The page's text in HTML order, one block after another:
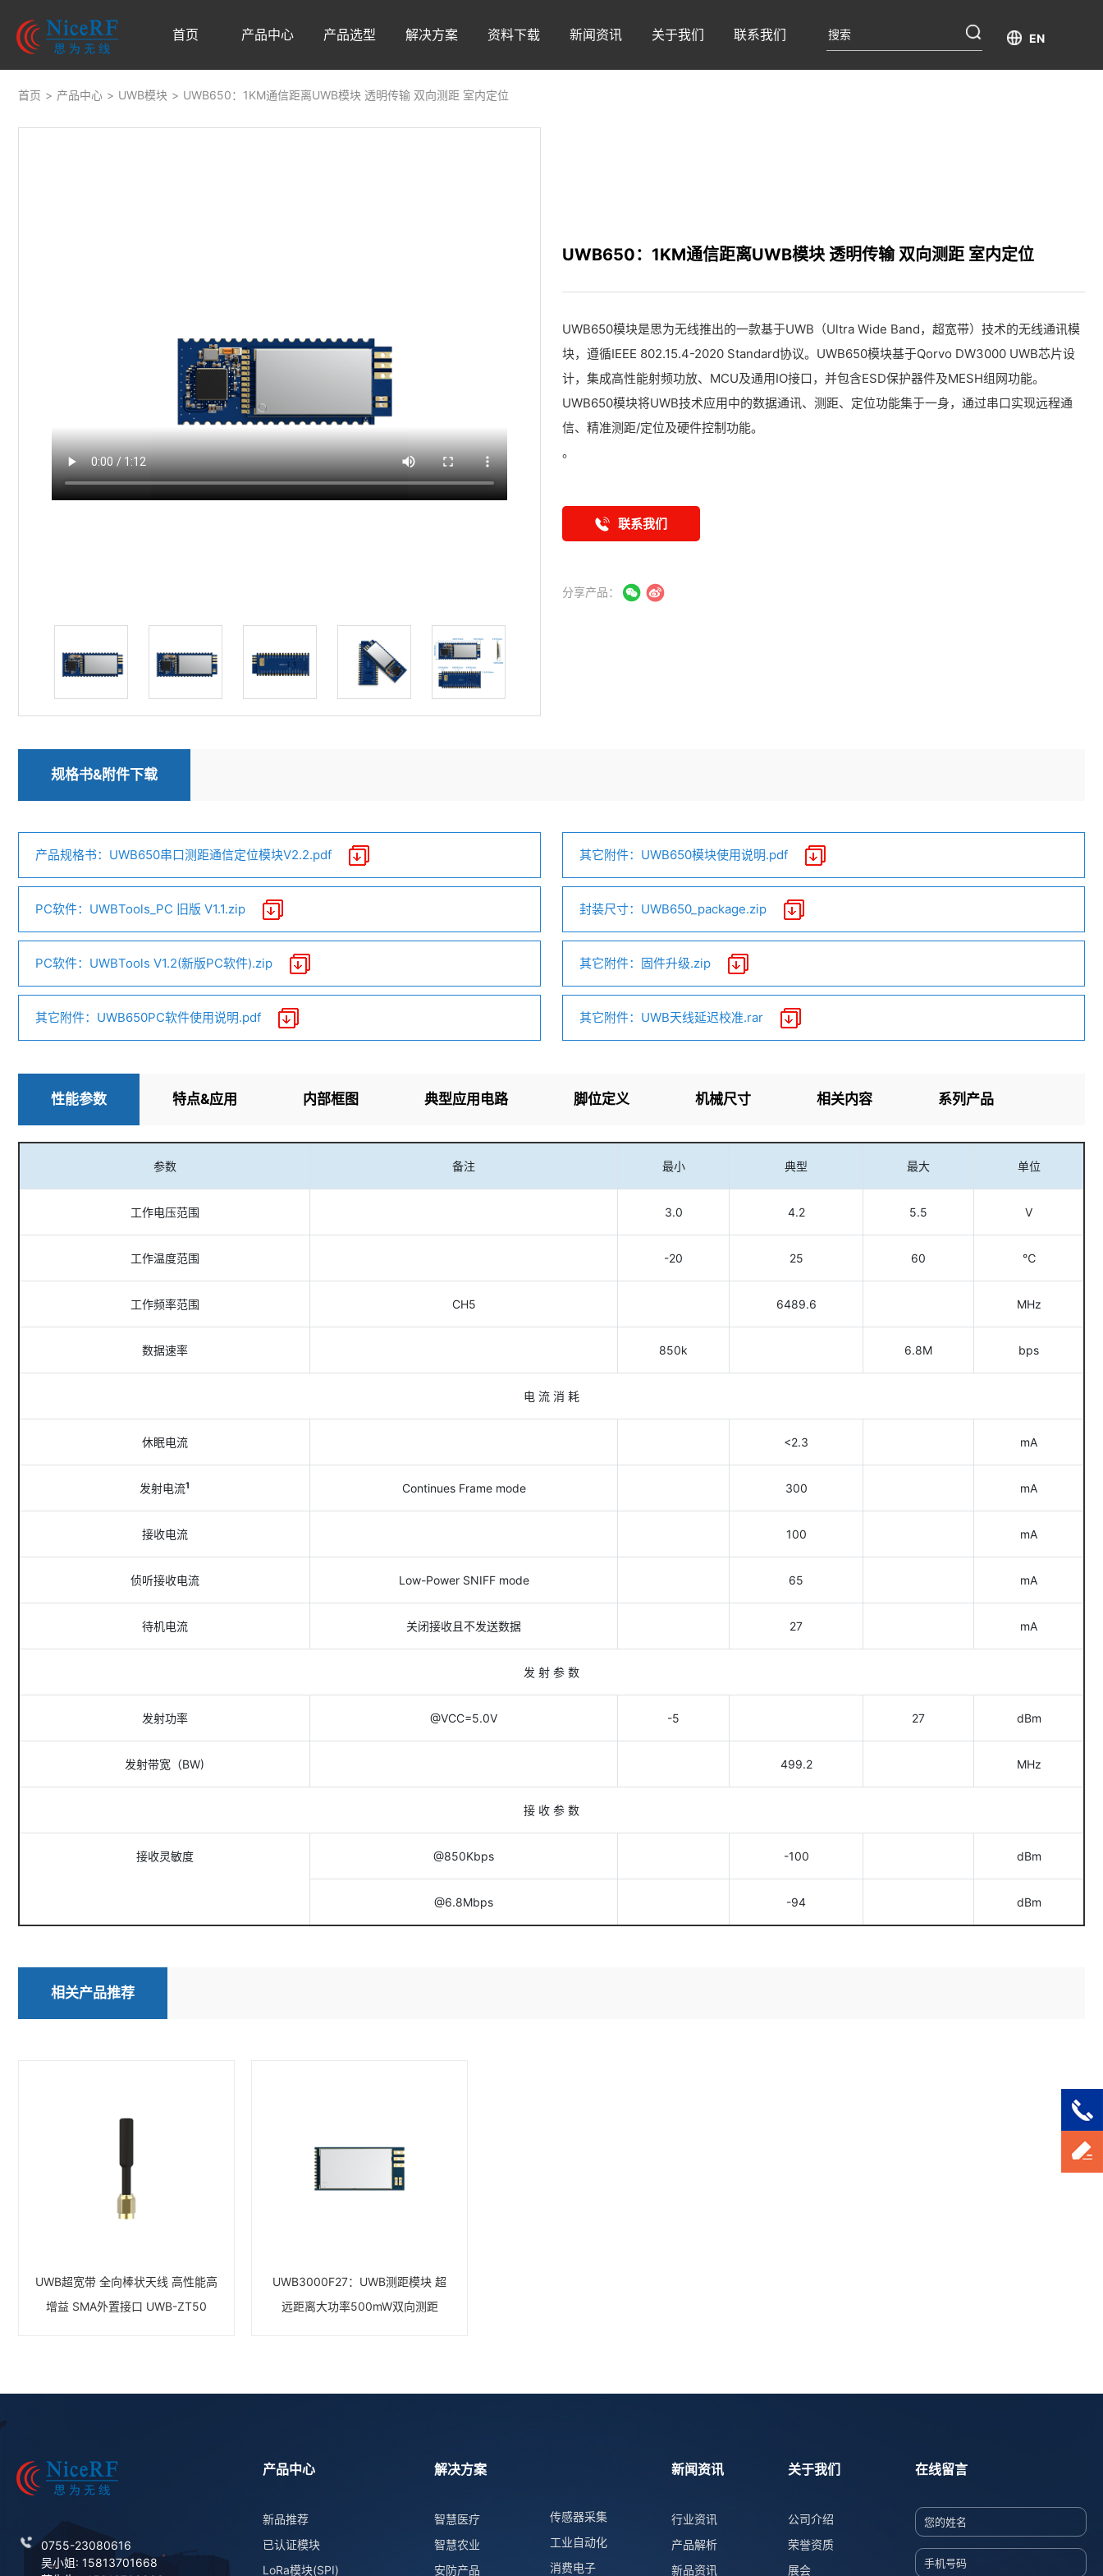
首页 产品中心 产品选型 解决方案 资料下载 新闻资讯 关于我们 联系我们 EN
首页 > 产品中心 > UWB模块 > UWB650：1KM通信距离UWB模块 透明传输 双向测距 室内定位
UWB650：1KM通信距离UWB模块 透明传输 双向测距 室内定位
UWB650模块是思为无线推出的一款基于UWB（Ultra Wide Band，超宽带）技术的无线通讯模
块，遵循IEEE 802.15.4-2020 Standard协议。UWB650模块基于Qorvo DW3000 UWB芯片设
计，集成高性能射频功放、MCU及通用IO接口，并包含ESD保护器件及MESH组网功能。
UWB650模块将UWB技术应用中的数据通讯、测距、定位功能集于一身，通过串口实现远程通
信、精准测距/定位及硬件控制功能。
。
联系我们
分享产品：
规格书&附件下载
产品规格书：UWB650串口测距通信定位模块V2.2.pdf 其它附件：UWB650模块使用说明.pdf
PC软件：UWBTools_PC 旧版 V1.1.zip 封装尺寸：UWB650_package.zip
PC软件：UWBTools V1.2(新版PC软件).zip 其它附件：固件升级.zip
其它附件：UWB650PC软件使用说明.pdf 其它附件：UWB天线延迟校准.rar
性能参数 特点&应用 内部框图 典型应用电路 脚位定义 机械尺寸 相关内容 系列产品
参数 备注 最小 典型 最大 单位
工作电压范围 3.0 4.2 5.5 V
工作温度范围 -20 25 60 ℃
工作频率范围 CH5 6489.6 MHz
数据速率 850k 6.8M bps
电 流 消 耗
休眠电流 <2.3 mA
发射电流1 Continues Frame mode 300 mA
接收电流 100 mA
侦听接收电流 Low-Power SNIFF mode 65 mA
待机电流 关闭接收且不发送数据 27 mA
发 射 参 数
发射功率 @VCC=5.0V -5 27 dBm
发射带宽（BW) 499.2 MHz
接 收 参 数
接收灵敏度 @850Kbps -100 dBm
@6.8Mbps -94 dBm
相关产品推荐
UWB超宽带 全向棒状天线 高性能高
增益 SMA外置接口 UWB-ZT50
UWB3000F27：UWB测距模块 超
远距离大功率500mW双向测距
0755-23080616
吴小姐: 15813701668
产品中心
新品推荐
已认证模块
LoRa模块(SPI)
解决方案
智慧医疗
智慧农业
安防产品
传感器采集
工业自动化
消费电子
新闻资讯
行业资讯
产品解析
新品资讯
关于我们
公司介绍
荣誉资质
展会
在线留言